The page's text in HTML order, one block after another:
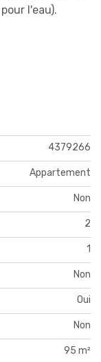
l'eau).
4379266
Appartement
Non
2
1
Non
Oui
Non
95 m²